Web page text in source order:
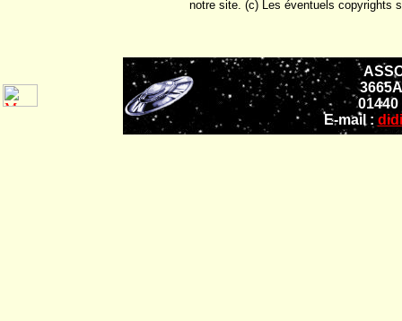
notre site. (c) Les éventuels copyrights
01440
E-mail :